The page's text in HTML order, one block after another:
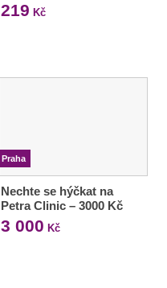
219 Kč
Praha
Nechte se hýčkat na
Petra Clinic – 3000 Kč
3 000 Kč